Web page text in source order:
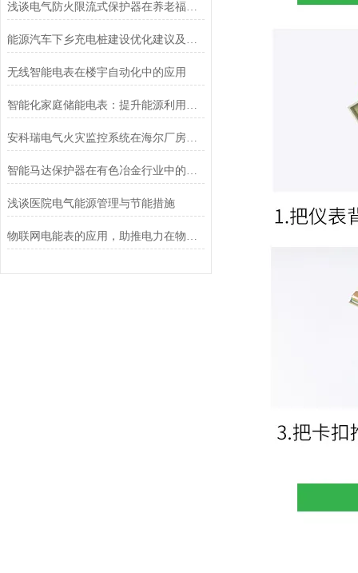
浅谈电气防火限流式保护器在养老福利单位的应用
能源汽车下乡充电桩建设优化建议及解决方案
无线智能电表在楼宇自动化中的应用
智能化家庭储能电表：提升能源利用效率的关键技术
安科瑞电气火灾监控系统在海尔厂房改扩建项目的设计与应用
智能马达保护器在有色冶金行业中的应用
浅谈医院电气能源管理与节能措施
物联网电能表的应用，助推电力在物联网上的建设